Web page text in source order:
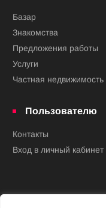
Базар
Знакомства
Предложения работы
Услуги
Частная недвижимость
Пользователю
Контакты
Вход в личный кабинет